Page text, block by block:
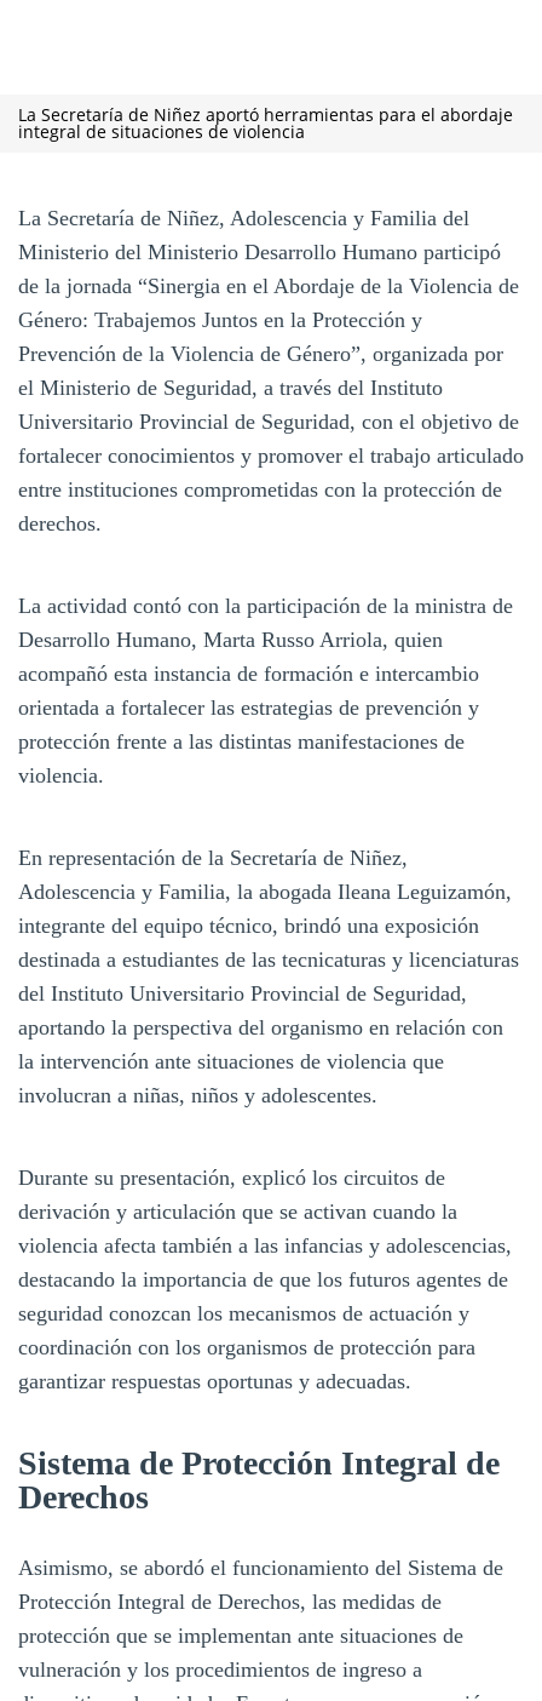
La Secretaría de Niñez aportó herramientas para el abordaje
integral de situaciones de violencia
La Secretaría de Niñez, Adolescencia y Familia del
Ministerio del Ministerio Desarrollo Humano participó
de la jornada “Sinergia en el Abordaje de la Violencia de
Género: Trabajemos Juntos en la Protección y
Prevención de la Violencia de Género”, organizada por
el Ministerio de Seguridad, a través del Instituto
Universitario Provincial de Seguridad, con el objetivo de
fortalecer conocimientos y promover el trabajo articulado
entre instituciones comprometidas con la protección de
derechos.
La actividad contó con la participación de la ministra de
Desarrollo Humano, Marta Russo Arriola, quien
acompañó esta instancia de formación e intercambio
orientada a fortalecer las estrategias de prevención y
protección frente a las distintas manifestaciones de
violencia.
En representación de la Secretaría de Niñez,
Adolescencia y Familia, la abogada Ileana Leguizamón,
integrante del equipo técnico, brindó una exposición
destinada a estudiantes de las tecnicaturas y licenciaturas
del Instituto Universitario Provincial de Seguridad,
aportando la perspectiva del organismo en relación con
la intervención ante situaciones de violencia que
involucran a niñas, niños y adolescentes.
Durante su presentación, explicó los circuitos de
derivación y articulación que se activan cuando la
violencia afecta también a las infancias y adolescencias,
destacando la importancia de que los futuros agentes de
seguridad conozcan los mecanismos de actuación y
coordinación con los organismos de protección para
garantizar respuestas oportunas y adecuadas.
Sistema de Protección Integral de
Derechos
Asimismo, se abordó el funcionamiento del Sistema de
Protección Integral de Derechos, las medidas de
protección que se implementan ante situaciones de
vulneración y los procedimientos de ingreso a